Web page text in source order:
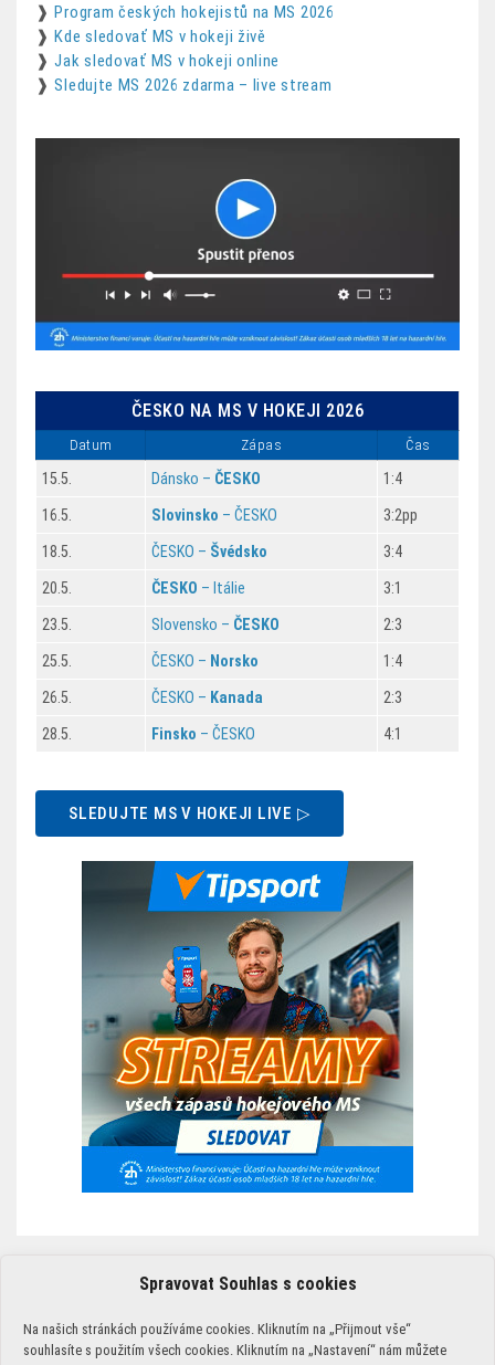
Spravovat Souhlas s cookies
Na našich stránkách používáme cookies. Kliknutím na „Přijmout vše“
souhlasíte s použitím všech cookies. Kliknutím na „Nastavení“ nám můžete
❱Program českých hokejistů na MS 2026
❱Kde sledovať MS v hokeji živě
❱Jak sledovať MS v hokeji online
❱Sledujte MS 2026 zdarma – live stream
ČESKO NA MS V HOKEJI 2026
Datum Zápas Čas
15.5. Dánsko – ČESKO 1:4
16.5. Slovinsko – ČESKO 3:2pp
18.5. ČESKO – Švédsko 3:4
20.5. ČESKO – Itálie 3:1
23.5. Slovensko – ČESKO 2:3
25.5. ČESKO – Norsko 1:4
26.5. ČESKO – Kanada 2:3
28.5. Finsko – ČESKO 4:1
SLEDUJTE MS V HOKEJI LIVE ▷
PODMÍNKY POUŽÍVÁNÍ